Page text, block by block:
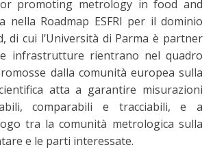
promoting metrology in food and
nella Roadmap ESFRI per il dominio
di cui l’Università di Parma è partner
infrastrutture rientrano nel quadro
dalla comunità europea sulla
atta a garantire misurazioni
comparabili e tracciabili, e a
tra la comunità metrologica sulla
e le parti interessate.